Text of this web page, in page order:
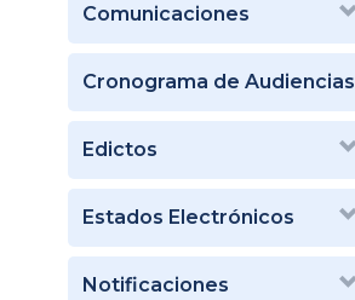
Comunicaciones
Cronograma de Audiencias
Edictos
Estados Electrónicos
Notificaciones